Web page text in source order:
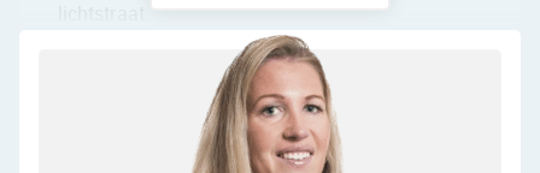
• Drie keurig afgewerkte slaapkamers
• Luxe badkamer met toilet, wastafel, ligbad en
• Vliering aanwezig
• Grote, fraai aangelegde achtertuin op het